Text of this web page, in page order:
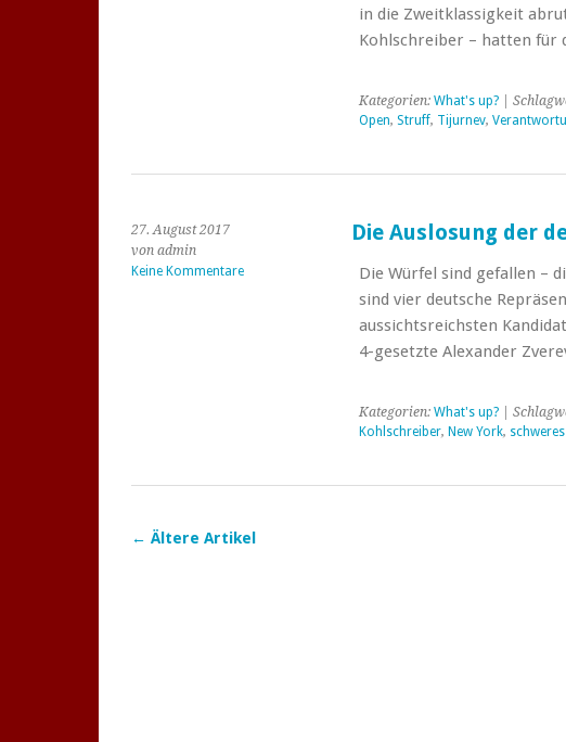
in die Zweitklassigkeit
Kohlschreiber – hatten für
Kategorien: What's up?|
Open, Struff, Tijurnev,
27. August 2017
von admin
Keine Kommentare
Die Auslosung der
Die Würfel sind gefallen –
sind vier deutsche
aussichtsreichsten
4-gesetzte Alexander
Kategorien: What's up?|
Kohlschreiber, New York,
← Ältere Artikel